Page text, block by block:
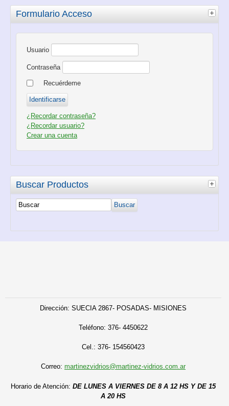
Formulario Acceso
Usuario
Contraseña
Recuérdeme
¿Recordar contraseña?
¿Recordar usuario?
Crear una cuenta
Buscar Productos
Dirección: SUECIA 2867- POSADAS- MISIONES
Teléfono: 376- 4450622
Cel.: 376- 154560423
Correo: martinezvidrios@martinez-vidrios.com.ar
Horario de Atención: DE LUNES A VIERNES DE 8 A 12 HS Y DE 15
A 20 HS